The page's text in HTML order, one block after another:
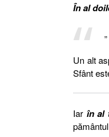
În al
Un alt
Sfânt
Iar în al